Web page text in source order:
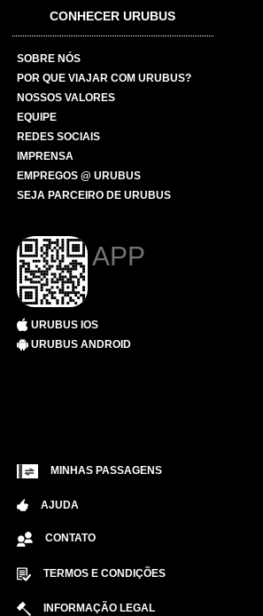
CONHECER URUBUS
SOBRE NÓS
POR QUE VIAJAR COM URUBUS?
NOSSOS VALORES
EQUIPE
REDES SOCIAIS
IMPRENSA
EMPREGOS @ URUBUS
SEJA PARCEIRO DE URUBUS
APP
URUBUS IOS
URUBUS ANDROID
MINHAS PASSAGENS
AJUDA
CONTATO
TERMOS E CONDIÇÕES
INFORMAÇÃO LEGAL